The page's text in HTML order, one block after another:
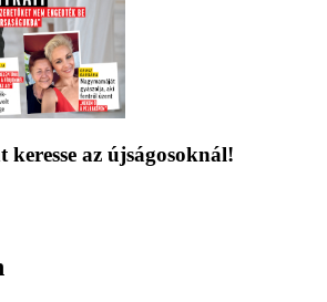
keresse az újságosoknál!